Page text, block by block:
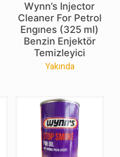
Wynn’s Injector
Cleaner For Petrol
Engınes (325 ml)
Benzin Enjektör
Temizleyici
Yakında